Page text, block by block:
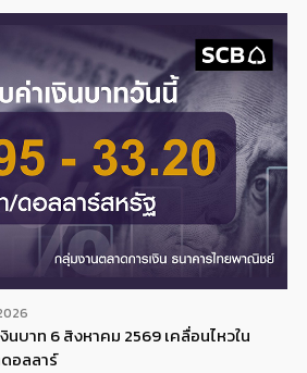
บาท 6 สิงหาคม 2569 เคลื่อนไหวใน
อลลาร์